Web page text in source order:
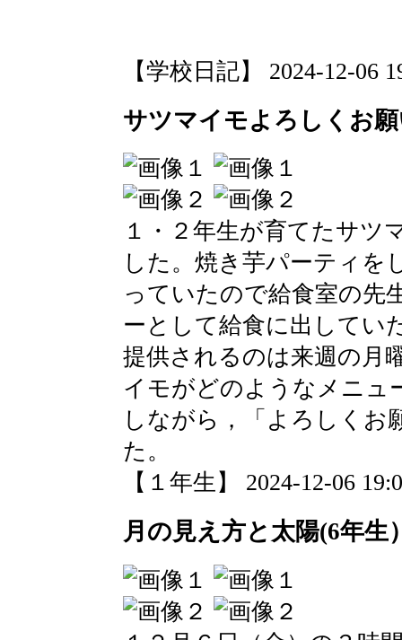
【学校日記】 2024-12-06
サツマイモよろしくお
１・２年生が育てたサツ
した。焼き芋パーティを
っていたので給食室の先
ーとして給食に出してい
提供されるのは来週の月
イモがどのようなメニュ
しながら，「よろしくお
た。
【１年生】 2024-12-06
月の見え方と太陽(6年生